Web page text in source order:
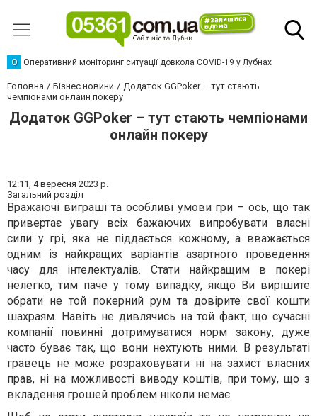
О Оперативний моніторинг ситуації довкола COVID-19 у Лубнах
Головна Бізнес новини
Додаток GGPoker – тут стають
чемпіонами онлайн покеру
Додаток GGPoker – тут стають чемпіонами
онлайн покеру
12:11, 4 вересня 2023 р.
Загальний розділ
Вражаючі виграші та особливі умови гри – ось, що так
привертає увагу всіх бажаючих випробувати власні
сили у грі, яка не піддається кожному, а вважається
одним із найкращих варіантів азартного проведення
часу для інтелектуалів. Стати найкращим в покері
нелегко, тим паче у тому випадку, якщо Ви вирішите
обрати не той покерний рум та довірите свої кошти
шахраям. Навіть не дивлячись на той факт, що сучасні
компанії повинні дотримуватися норм закону, дуже
часто буває так, що вони нехтують ними. В результаті
гравець не може розраховувати ні на захист власних
прав, ні на можливості виводу коштів, при тому, що з
вкладення грошей проблем ніколи немає.